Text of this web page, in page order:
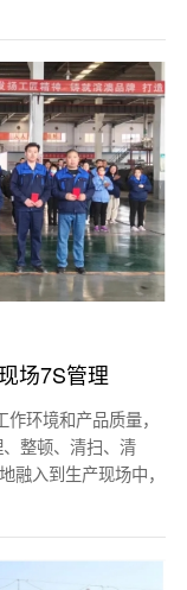
场7S管理
环境和产品质量，
整顿、清扫、清
融入到生产现场中，